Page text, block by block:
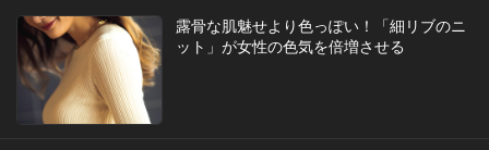
露骨な肌魅せより色っぽい！「細リブのニ
ット」が女性の色気を倍増させる